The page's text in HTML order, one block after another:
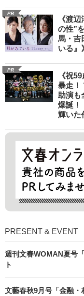
PR
《渡
の性”
馬・吉
いる』
PR
《祝
暴走！
助演も
爆誕！
輝いた
PRESENT & EVENT
週刊文春WOMAN夏号
ト
文藝春秋9月号「金融